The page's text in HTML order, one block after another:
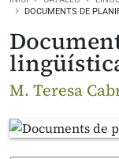
DOCUMENTS DE
M. Teresa